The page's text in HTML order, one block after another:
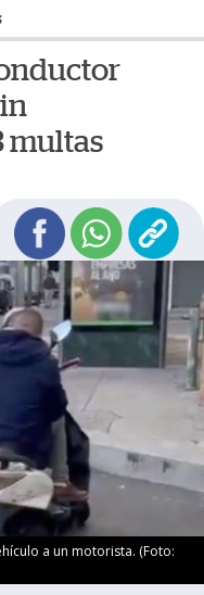
multas
a un motorista. (Foto: